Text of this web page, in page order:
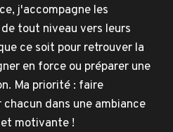
j'accompagne les
tout niveau vers leurs
ce soit pour retrouver la
en force ou préparer une
Ma priorité : faire
chacun dans une ambiance
motivante !